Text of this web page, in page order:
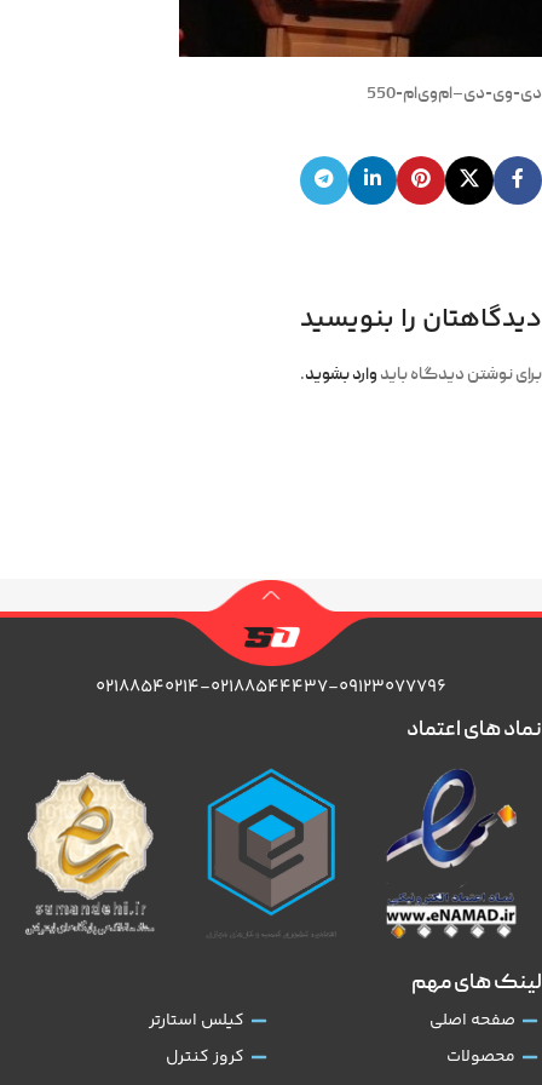
دی-وی-دی–ام‌وی‌ام-550
دیدگاهتان را بنویسید
برای نوشتن دیدگاه باید وارد بشوید.
۰۲۱۸۸۵۴۰۲۱۴-۰۲۱۸۸۵۴۴۴۳۷-۰۹۱۲۳۰۷۷۷۹۶
لینک های مهم
صفحه اصلی
محصولات
کیلس استارتر
کروز کنترل
نماد های اعتماد